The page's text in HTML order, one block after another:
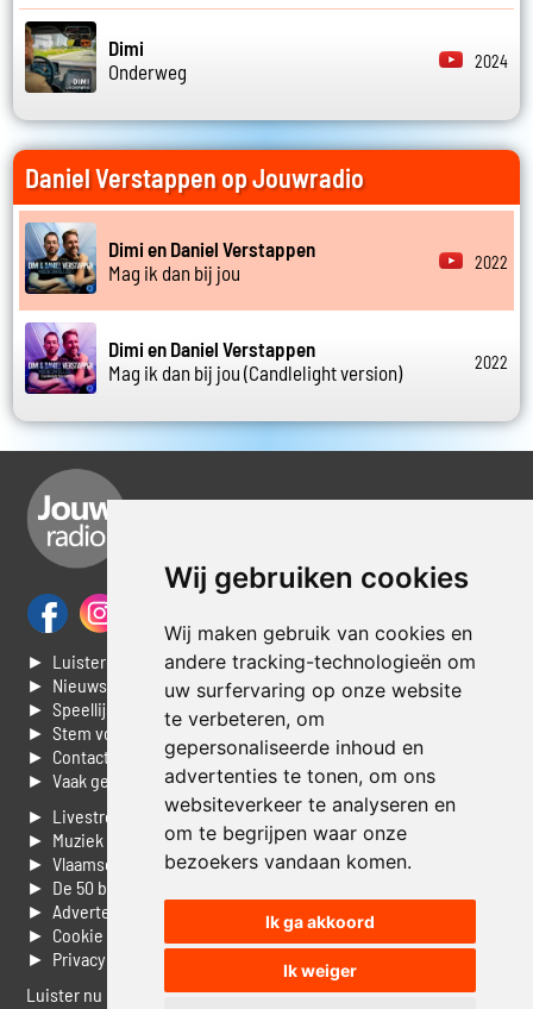
Wij gebruiken cookies
Wij maken gebruik van cookies en
andere tracking-technologieën om
uw surfervaring op onze website
te verbeteren, om
gepersonaliseerde inhoud en
advertenties te tonen, om ons
websiteverkeer te analyseren en
om te begrijpen waar onze
bezoekers vandaan komen.
Ik ga akkoord
Ik weiger
Dimi
Onderweg
2024
Daniel Verstappen op Jouwradio
Dimi en Daniel Verstappen
Mag ik dan bij jou
2022
Dimi en Daniel Verstappen
Mag ik dan bij jou (Candlelight version)
2022
► Luisteren naar Jouwradio
► Nieuws
► Speellijst
► Stem voor de Dag top 3
► Contacteer ons
► Vaak gestelde vragen
► Livestream informatie
► Muziek opzoeken
► Vlaamse 100 Aller tijden
► De 50 beste van...
► Adverteren op Jouwradio
► Cookie voorkeuren wijzigen
► Privacyinformatie
Luister nu naar Jouwradio! De beste Nederlandstalige muziek